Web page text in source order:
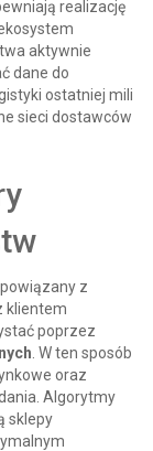
realizację
aktywnie
dane do
ostatniej mili
sieci dostawców
z
klientem
poprzez
. W ten sposób
oraz
Algorytmy
sklepy